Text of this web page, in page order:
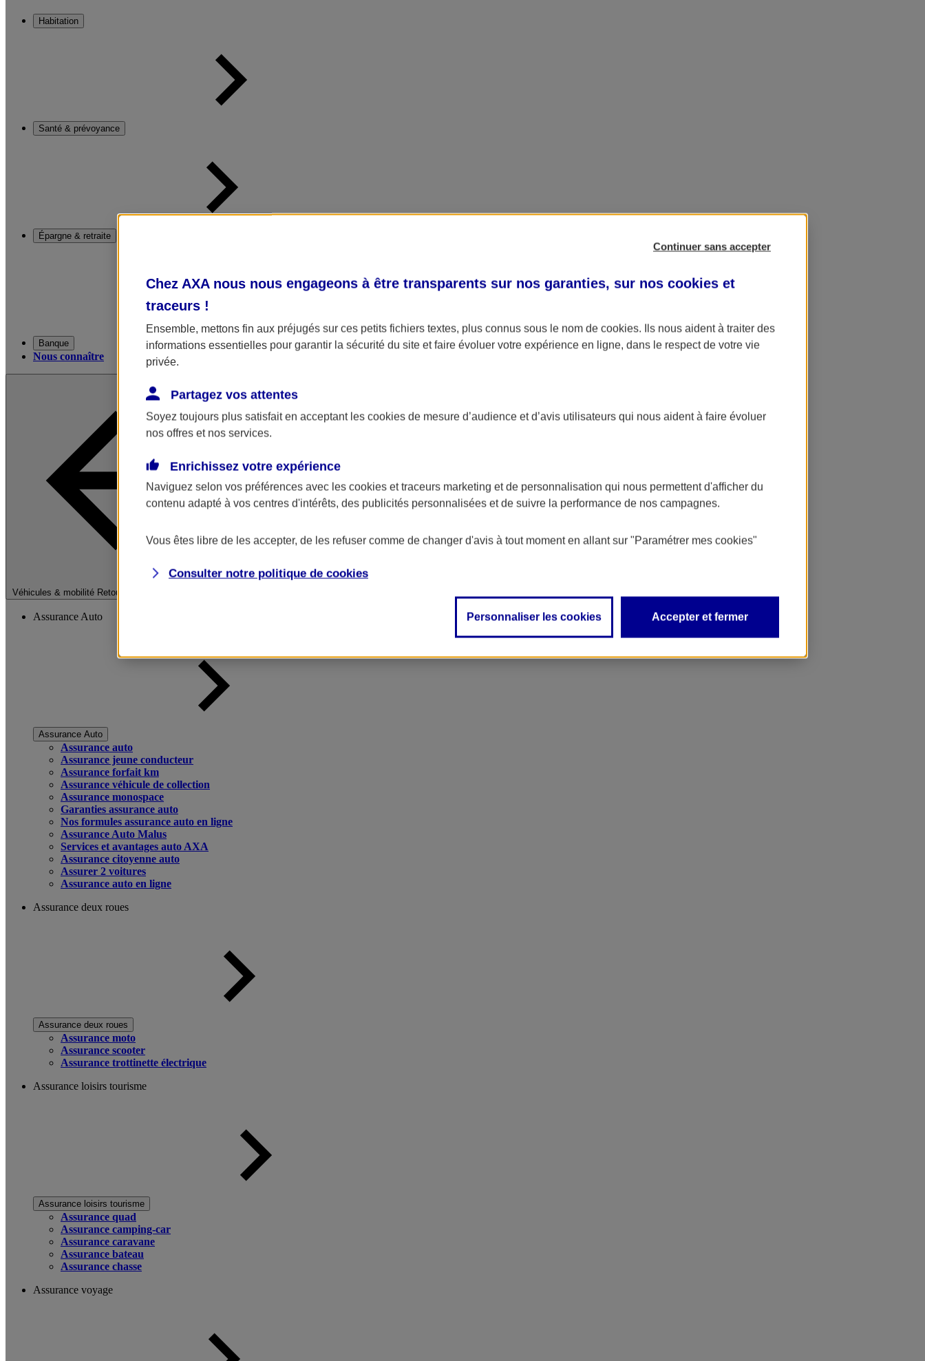
Habitation
Santé & prévoyance
Épargne & retraite
Banque
Nous connaître
Véhicules & mobilité Retour à la section précédente
Fermer le menu principal
Assurance Auto
Assurance Auto
Assurance auto
Assurance jeune conducteur
Assurance forfait km
Assurance véhicule de collection
Assurance monospace
Garanties assurance auto
Nos formules assurance auto en ligne
Assurance Auto Malus
Services et avantages auto AXA
Assurance citoyenne auto
Assurer 2 voitures
Assurance auto en ligne
Assurance deux roues
Assurance deux roues
Assurance moto
Assurance scooter
Assurance trottinette électrique
Assurance loisirs tourisme
Assurance loisirs tourisme
Assurance quad
Assurance camping-car
Assurance caravane
Assurance bateau
Assurance chasse
Assurance voyage
Continuer sans accepter
Chez AXA nous nous engageons à être transparents sur nos garanties, sur nos cookies et
traceurs !
Ensemble, mettons fin aux préjugés sur ces petits fichiers textes, plus connus sous le nom de cookies. Ils nous aident à traiter des
informations essentielles pour garantir la sécurité du site et faire évoluer votre expérience en ligne, dans le respect de votre vie
privée.
Partagez vos attentes
Soyez toujours plus satisfait en acceptant les cookies de mesure d’audience et d’avis utilisateurs qui nous aident à faire évoluer
nos offres et nos services.
Enrichissez votre expérience
Naviguez selon vos préférences avec les cookies et traceurs marketing et de personnalisation qui nous permettent d'afficher du
contenu adapté à vos centres d'intérêts, des publicités personnalisées et de suivre la performance de nos campagnes.
Vous êtes libre de les accepter, de les refuser comme de changer d'avis à tout moment en allant sur "Paramétrer mes cookies"
Consulter notre politique de cookies
Personnaliser les cookies Accepter et fermer